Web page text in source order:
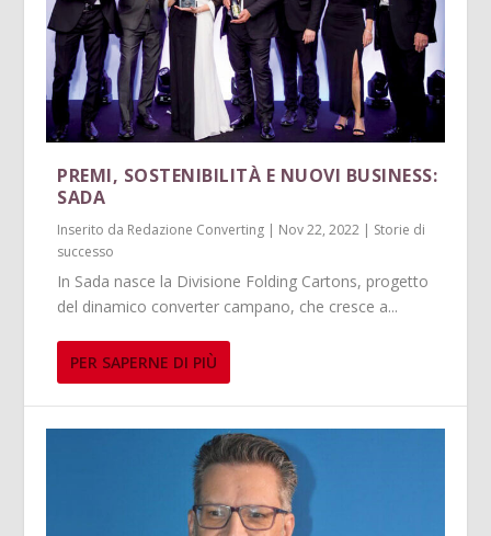
PREMI, SOSTENIBILITÀ E NUOVI BUSINESS:
SADA
Inserito da Redazione Converting | Nov 22, 2022 | Storie di
successo
In Sada nasce la Divisione Folding Cartons, progetto
del dinamico converter campano, che cresce a...
PER SAPERNE DI PIÙ